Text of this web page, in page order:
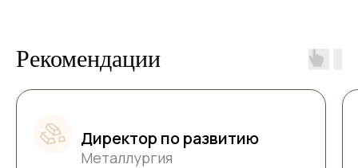
Рекомендации
Директор по развитию
Металлургия